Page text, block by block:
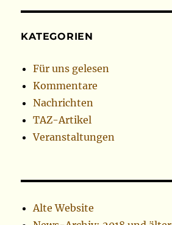
KATEGORIEN
Für uns gelesen
Kommentare
Nachrichten
TAZ-Artikel
Veranstaltungen
Alte Website